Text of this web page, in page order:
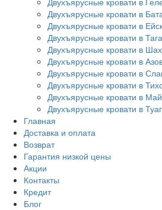
Двухъярусные кровати в
Двухъярусные кровати в
Двухъярусные кровати в
Двухъярусные кровати в
Двухъярусные кровати в
Двухъярусные кровати в
Двухъярусные кровати в
Двухъярусные кровати в
Двухъярусные кровати в
Главная
Доставка и оплата
Возврат
Гарантия низкой цены
Акции
Контакты
Кредит
Блог